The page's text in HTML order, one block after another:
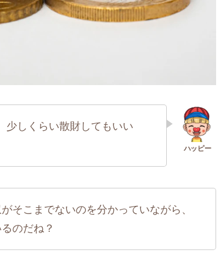
少しくらい散財してもいい
そこまでないのを分かっていながら、
のだね？